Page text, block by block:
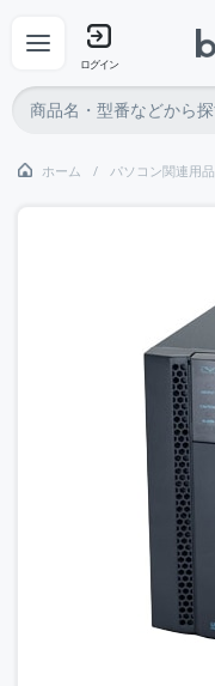
ログイン
ホーム パソコン関連用品